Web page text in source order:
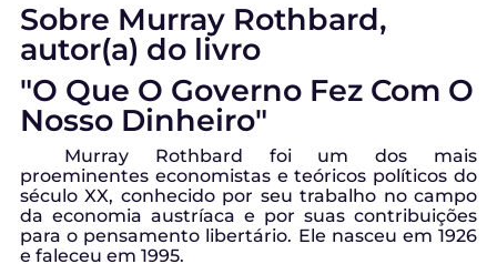
Sobre Murray Rothbard,
autor(a) do livro
"O Que O Governo Fez Com O
Nosso Dinheiro"
Murray Rothbard foi um dos mais
proeminentes economistas e teóricos políticos do
século XX, conhecido por seu trabalho no campo
da economia austríaca e por suas contribuições
para o pensamento libertário. Ele nasceu em 1926
e faleceu em 1995.